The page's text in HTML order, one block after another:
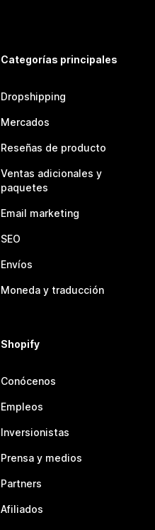
Categorías principales
Dropshipping
Mercados
Reseñas de producto
Ventas adicionales y
paquetes
Email marketing
SEO
Envíos
Moneda y traducción
Shopify
Conócenos
Empleos
Inversionistas
Prensa y medios
Partners
Afiliados